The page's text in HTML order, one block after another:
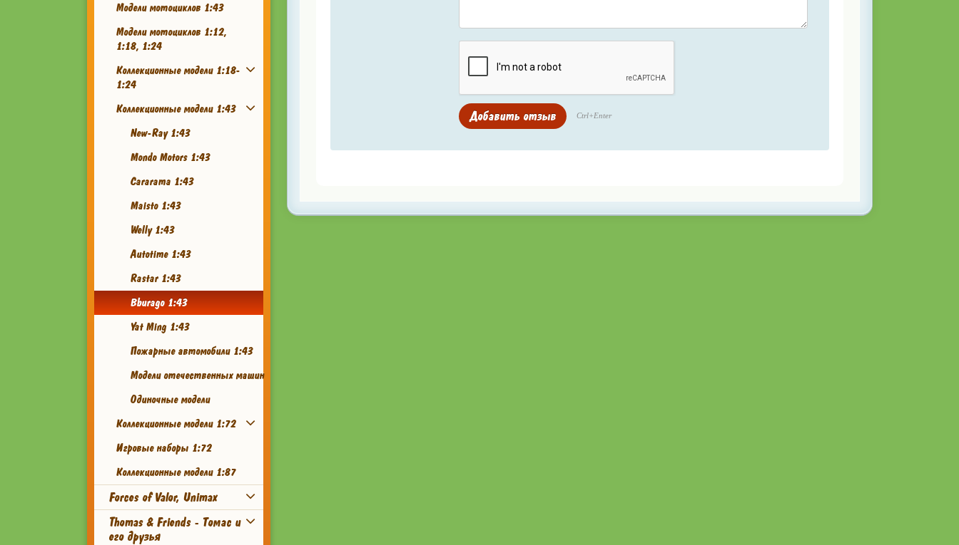
Модели мотоциклов 1:43
Модели мотоциклов 1:12,
1:18, 1:24
Коллекционные модели 1:18-
1:24
Коллекционные модели 1:43
New-Ray 1:43
Mondo Motors 1:43
Cararama 1:43
Maisto 1:43
Welly 1:43
Autotime 1:43
Rastar 1:43
Bburago 1:43
Yat Ming 1:43
Пожарные автомобили 1:43
Модели отечественных машин
Одиночные модели
Коллекционные модели 1:72
Игровые наборы 1:72
Коллекционные модели 1:87
Forces of Valor, Unimax
Thomas & Friends - Томас и
его друзья
Ctrl+Enter